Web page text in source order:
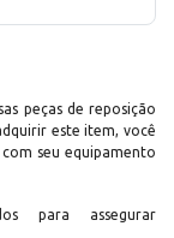
peças de reposição
este item, você
seu equipamento
para assegurar